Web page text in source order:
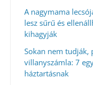
A nagymama
lesz sűrű és
kihagyják
Sokan nem tudják,
villanyszámla: 7
háztartásnak